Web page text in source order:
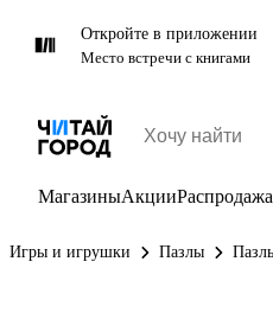
Откройте в приложении
Место встречи с книгами
МагазиныАкцииРаспродажа
Игры и игрушки Пазлы